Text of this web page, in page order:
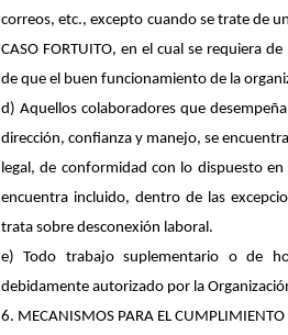
correos, etc., excepto cuando se trate de un
CASO FORTUITO, en el cual se requiera
de que el buen funcionamiento de la
d) Aquellos colaboradores que
dirección, confianza y manejo, se
legal, de conformidad con lo dispuesto
encuentra incluido, dentro de las
trata sobre desconexión laboral.
e) Todo trabajo suplementario o de
debidamente autorizado por la
6. MECANISMOS PARA EL CUMPLIMIENTO